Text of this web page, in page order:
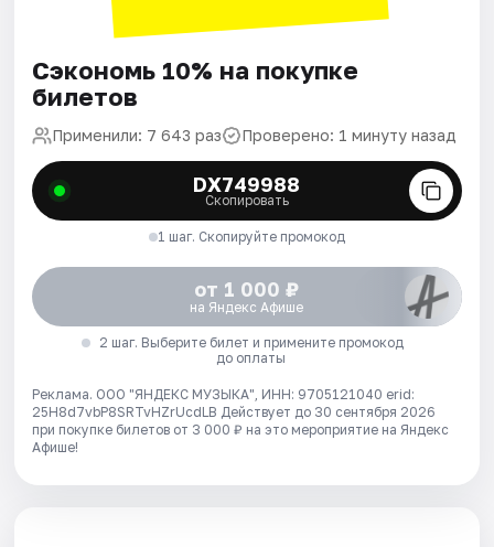
Сэкономь 10% на покупке
билетов
Применили: 7 643 раз Проверено: 1 минуту назад
DX749988
Скопировать
1 шаг. Скопируйте промокод
от 1 000 ₽
на Яндекс Афише
2 шаг. Выберите билет и примените промокод
до оплаты
Реклама. ООО "ЯНДЕКС МУЗЫКА", ИНН: 9705121040 erid:
25H8d7vbP8SRTvHZrUcdLB Действует до 30 сентября 2026
при покупке билетов от 3 000 ₽ на это мероприятие на Яндекс
Афише!